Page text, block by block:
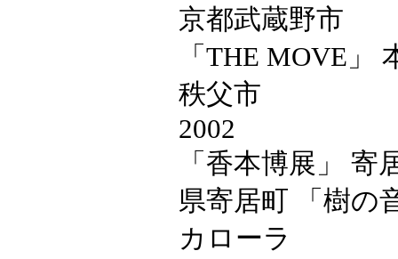
京都武蔵野市
「THE MOVE」
秩父市
2002
「香本博展」
県寄居町 「樹の
カローラ